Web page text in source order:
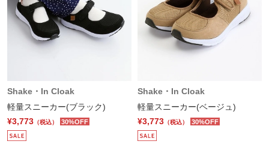
Shake・In Cloak
軽量スニーカー(ブラック)
¥3,773 （税込） 30%OFF
Shake・In Cloak
軽量スニーカー(ベージュ)
¥3,773 （税込） 30%OFF